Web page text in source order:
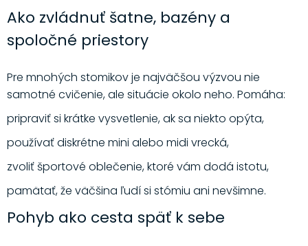
Ako zvládnuť šatne, bazény a
spoločné priestory
Pre mnohých stomikov je najväčšou výzvou nie
samotné cvičenie, ale situácie okolo neho. Pomáha:
pripraviť si krátke vysvetlenie, ak sa niekto opýta,
používať diskrétne mini alebo midi vrecká,
zvoliť športové oblečenie, ktoré vám dodá istotu,
pamätať, že väčšina ľudí si stómiu ani nevšimne.
Pohyb ako cesta späť k sebe